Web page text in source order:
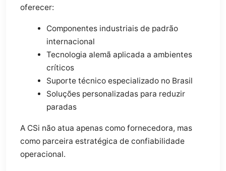
oferecer:
Componentes industriais de padrão
internacional
Tecnologia alemã aplicada a ambientes
críticos
Suporte técnico especializado no Brasil
Soluções personalizadas para reduzir
paradas
A CSi não atua apenas como fornecedora, mas
como parceira estratégica de confiabilidade
operacional.